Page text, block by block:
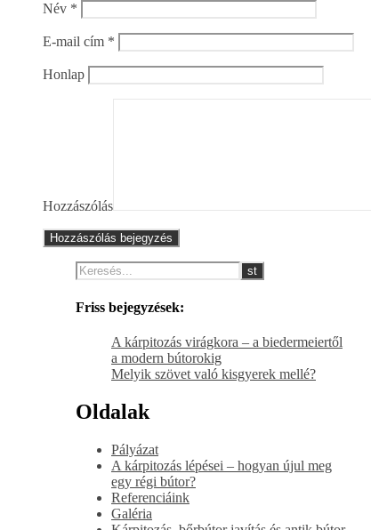
Név *
E-mail cím *
Honlap
Hozzászólás
Friss bejegyzések:
A kárpitozás virágkora – a biedermeiertől
a modern bútorokig
Melyik szövet való kisgyerek mellé?
Oldalak
Pályázat
A kárpitozás lépései – hogyan újul meg
egy régi bútor?
Referenciáink
Galéria